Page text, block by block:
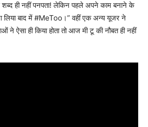
शब्द ही नहीं पनपता! लेकिन पहले अपने काम बनाने के
लिया बाद में #MeToo।” वहीं एक अन्य यूजर ने
ने ऐसा ही किया होता तो आज मी टू की नौबत ही नहीं